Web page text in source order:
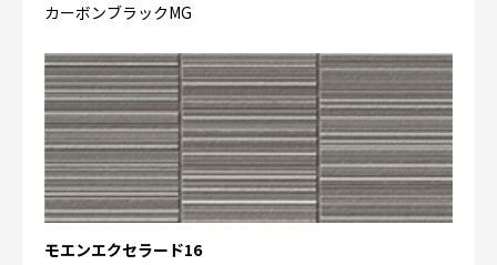
カーボンブラックMG
モエンエクセラード16